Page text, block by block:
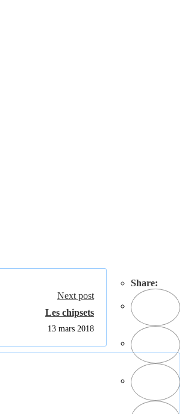
Share:
Next post
Les chipsets
13 mars 2018